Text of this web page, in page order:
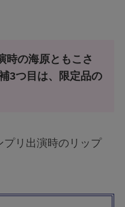
時の海原ともこさ
3つ目は、限定品の
リ出演時のリップ